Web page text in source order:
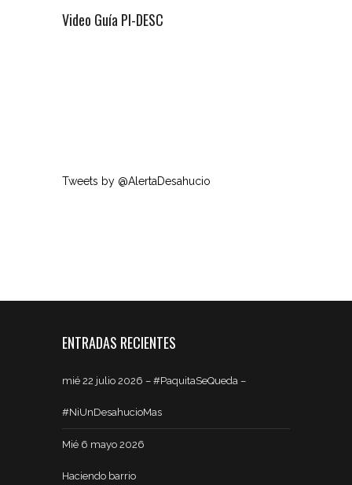
Video Guía PI-DESC
Tweets by @AlertaDesahucio
ENTRADAS RECIENTES
mié 22 julio 2026 – #PaquitaSeQueda –
#NiUnDesahucioMas
Mié 6 mayo 2026
Haciendo barrio